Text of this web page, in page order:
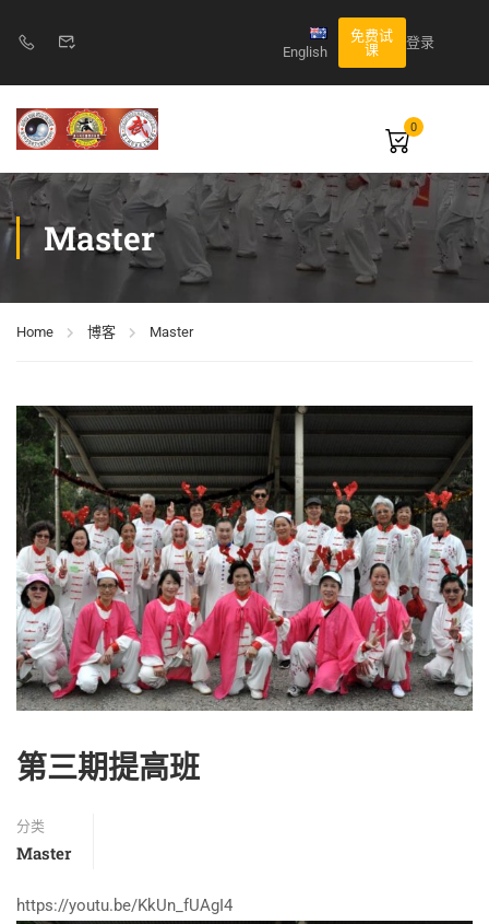
English
免费试
课
登录
0
Master
Home 博客 Master
第三期提高班
分类
Master
https://youtu.be/KkUn_fUAgI4